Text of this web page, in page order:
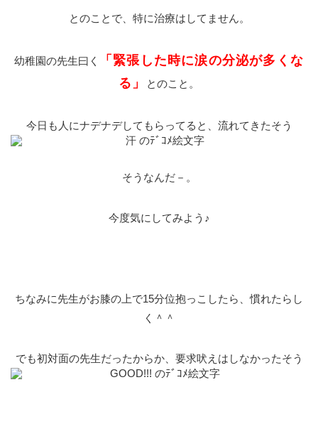
とのことで、特に治療はしてません。
幼稚園の先生曰く
「緊張した時に涙の分泌が多くな
る」
とのこと。
今日も人にナデナデしてもらってると、流れてきたそう
そうなんだ－。
今度気にしてみよう♪
ちなみに先生がお膝の上で15分位抱っこしたら、慣れたらし
く＾＾
でも初対面の先生だったからか、要求吠えはしなかったそう